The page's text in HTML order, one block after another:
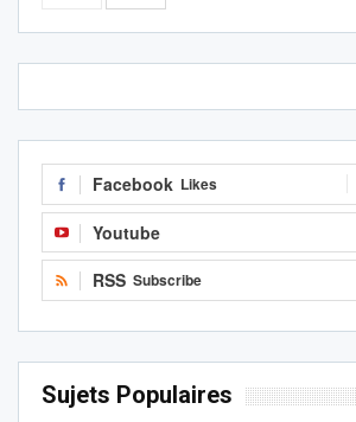
Facebook Likes
Youtube
RSS Subscribe
Sujets Populaires